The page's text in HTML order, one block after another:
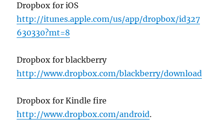
Dropbox for iOS
http://itunes.apple.com/us/app/dropbox/id327
630330?mt=8
Dropbox for blackberry
http://www.dropbox.com/blackberry/download
Dropbox for Kindle fire
http://www.dropbox.com/android.